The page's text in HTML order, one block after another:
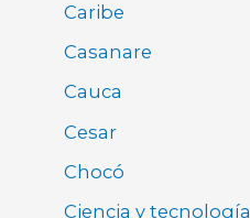
Caribe
Casanare
Cauca
Cesar
Chocó
Ciencia y tecnología